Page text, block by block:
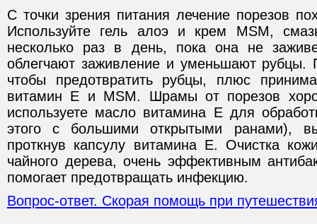
С точки зрения питания лечение порезов
Используйте гель алоэ и крем МSМ,
несколько раз в день, пока она не
облегчают заживление и уменьшают рубцы.
чтобы предотвратить рубцы, плюс
витамин Е и МSМ. Шрамы от порезов
используете масло витамина Е для
этого с большими открытыми ранами),
проткнув капсулу витамина Е. Очистка
чайного дерева, очень эффективным
помогает предотвращать инфекцию.
Вопрос-ответ. Скорая помощь при